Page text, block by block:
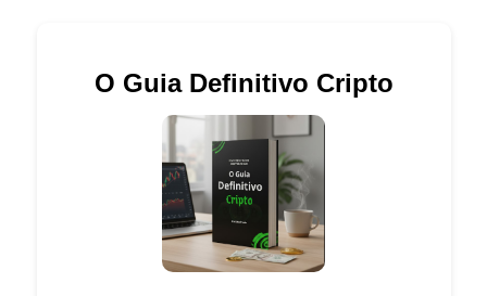
O Guia Definitivo Cripto